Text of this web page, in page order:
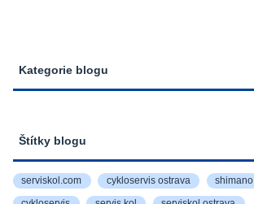
Kategorie blogu
Štítky blogu
serviskol.com cykloservis ostrava shimano